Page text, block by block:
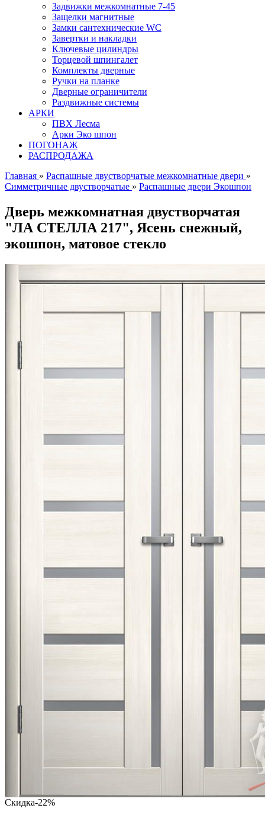
Задвижки межкомнатные 7-45
Защелки магнитные
Замки сантехнические WC
Завертки и накладки
Ключевые цилиндры
Торцевой шпингалет
Комплекты дверные
Ручки на планке
Дверные ограничители
Раздвижные системы
АРКИ
ПВХ Лесма
Арки Эко шпон
ПОГОНАЖ
РАСПРОДАЖА
Главная » Распашные двустворчатые межкомнатные двери »
Симметричные двустворчатые » Распашные двери Экошпон
Дверь межкомнатная двустворчатая
"ЛА СТЕЛЛА 217", Ясень снежный,
экошпон, матовое стекло
Скидка-22%